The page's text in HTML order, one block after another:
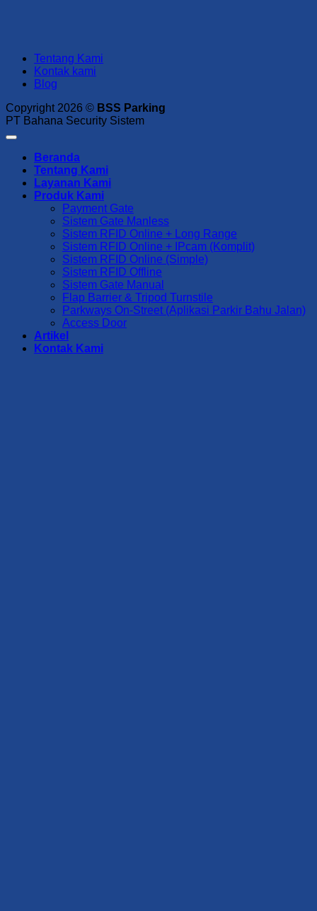
Tentang Kami
Kontak kami
Blog
Copyright 2026 © BSS Parking
PT Bahana Security Sistem
Beranda
Tentang Kami
Layanan Kami
Produk Kami
Payment Gate
Sistem Gate Manless
Sistem RFID Online + Long Range
Sistem RFID Online + IPcam (Komplit)
Sistem RFID Online (Simple)
Sistem RFID Offline
Sistem Gate Manual
Flap Barrier & Tripod Turnstile
Parkways On-Street (Aplikasi Parkir Bahu Jalan)
Access Door
Artikel
Kontak Kami